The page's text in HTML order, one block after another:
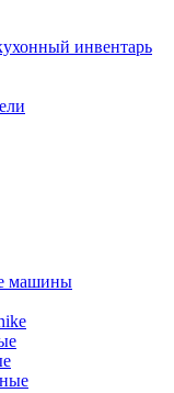
инвентарь
машины